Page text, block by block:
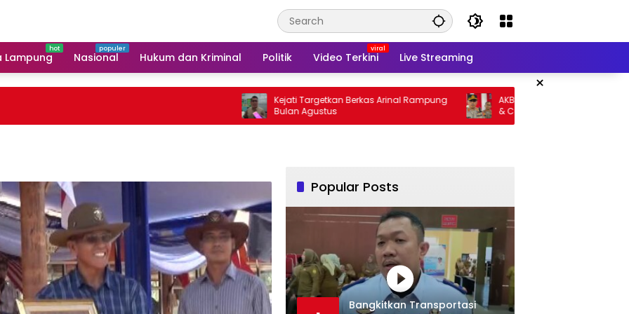
Lampung Nasional Hukum dan Kriminal Politik Video Terkini Live Streaming
×
Kejati Targetkan Berkas Arinal Rampung
Bulan Agustus
AKBP Ramadhona Target Berantas Curat
& Curas
Popular Posts
Bangkitkan Transportasi